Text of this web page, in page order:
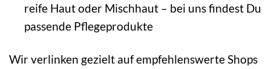
reife Haut oder Mischhaut – bei uns findest Du
passende Pflegeprodukte
Wir verlinken gezielt auf empfehlenswerte Shops